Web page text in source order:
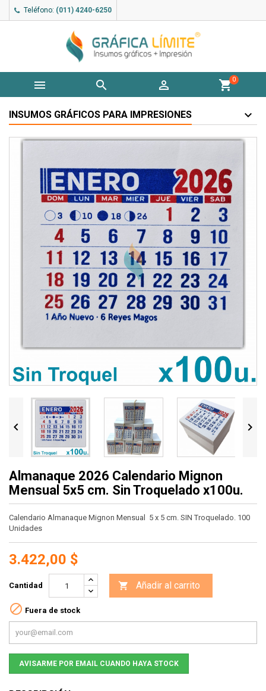
Teléfono: (011) 4240-6250
   shopping_cart0
INSUMOS GRÁFICOS PARA IMPRESIONES
 
Almanaque 2026 Calendario Mignon
Mensual 5x5 cm. Sin Troquelado x100u.
Calendario Almanaque Mignon Mensual 5 x 5 cm. SIN Troquelado. 100
Unidades
3.422,00 $
Cantidad  Añadir al carrito
 Fuera de stock
AVISARME POR EMAIL CUANDO HAYA STOCK